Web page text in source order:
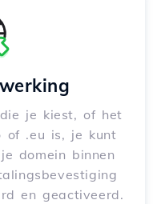
je kiest, of het
of .eu is, je kunt
domein binnen
en geactiveerd.